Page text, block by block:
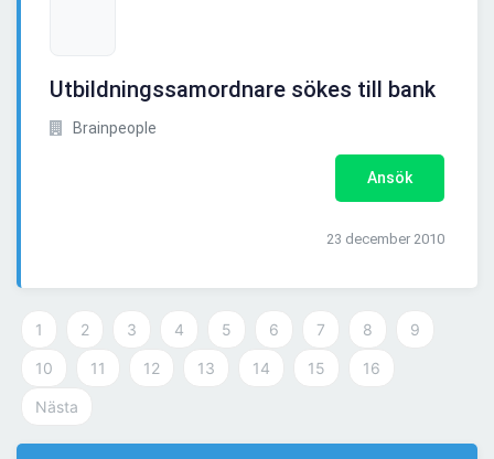
Utbildningssamordnare sökes till bank
Brainpeople
Ansök
23 december 2010
1 2 3 4 5 6 7 8 9
10 11 12 13 14 15 16
Nästa